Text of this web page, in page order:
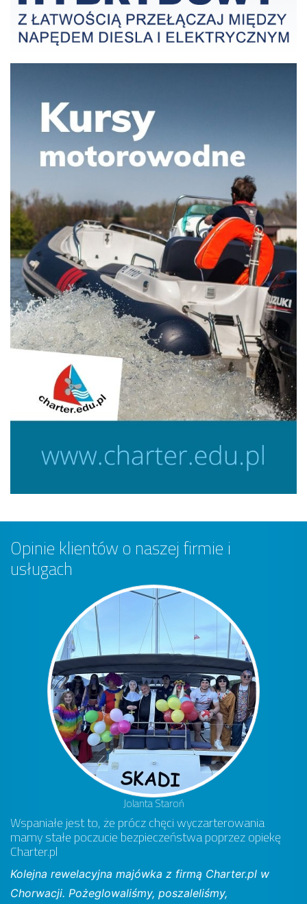
Opinie klientów o naszej firmie i
usługach
Jolanta Staroń
Wspaniałe jest to, że prócz chęci wyczarterowania
mamy stałe poczucie bezpieczeństwa poprzez opiekę
Charter.pl
Kolejna rewelacyjna majówka z firmą Charter.pl w
Chorwacji. Pożeglowaliśmy, poszaleliśmy,